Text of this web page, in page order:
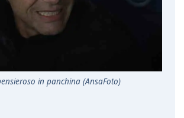
in panchina (AnsaFoto)